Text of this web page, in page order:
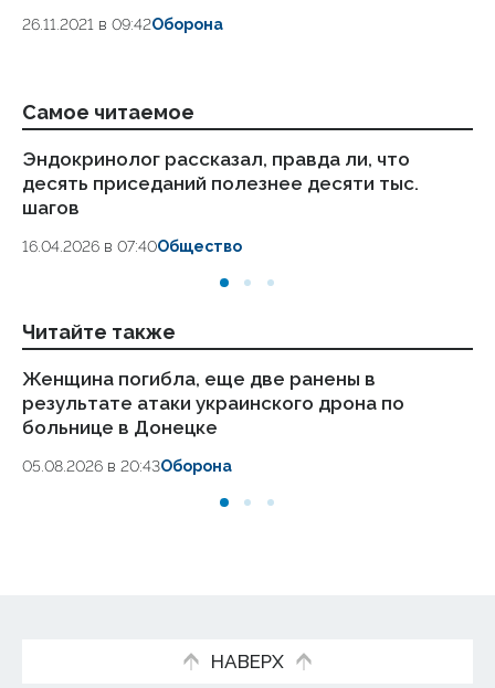
26.11.2021 в 09:42Оборона
Самое читаемое
Эндокринолог рассказал, правда ли, что
десять приседаний полезнее десяти тыс.
шагов
16.04.2026 в 07:40Общество
Читайте также
Женщина погибла, еще две ранены в
результате атаки украинского дрона по
больнице в Донецке
05.08.2026 в 20:43Оборона
НАВЕРХ